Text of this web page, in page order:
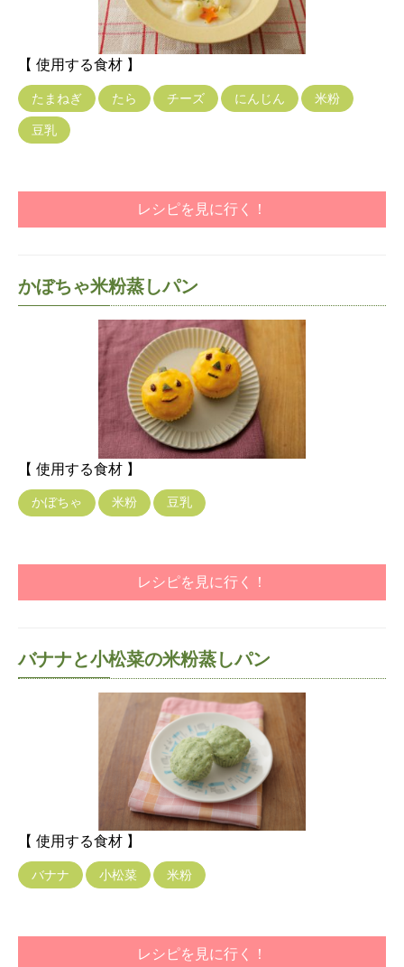
【 使用する食材 】
たまねぎ たら チーズ にんじん 米粉
豆乳
レシピを見に行く！
かぼちゃ米粉蒸しパン
【 使用する食材 】
かぼちゃ 米粉 豆乳
レシピを見に行く！
バナナと小松菜の米粉蒸しパン
【 使用する食材 】
バナナ 小松菜 米粉
レシピを見に行く！